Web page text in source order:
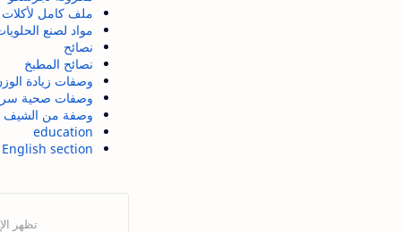
ملف كامل
مواد لصنع
نصائح
نصائح المطبخ
وصفات زيادة
وصفات صحية
وصفة من الشيف
education
English section